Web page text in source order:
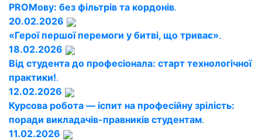
PROМову: без фільтрів та кордонів.
20.02.2026
«Герої першої перемоги у битві, що триває».
18.02.2026
Від студента до професіонала: старт технологічної
практики!.
12.02.2026
Курсова робота — іспит на професійну зрілість:
поради викладачів-правників студентам.
11.02.2026